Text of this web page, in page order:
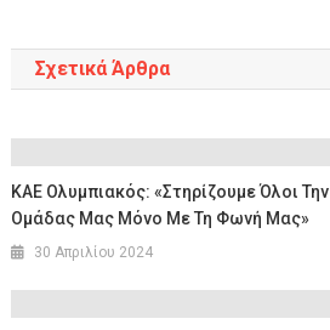
Σχετικά Άρθρα
KAE Ολυμπιακός: «Στηρίζουμε Όλοι
Ομάδας Μας Μόνο Με Τη Φωνή Μας»
30 Απριλίου 2024